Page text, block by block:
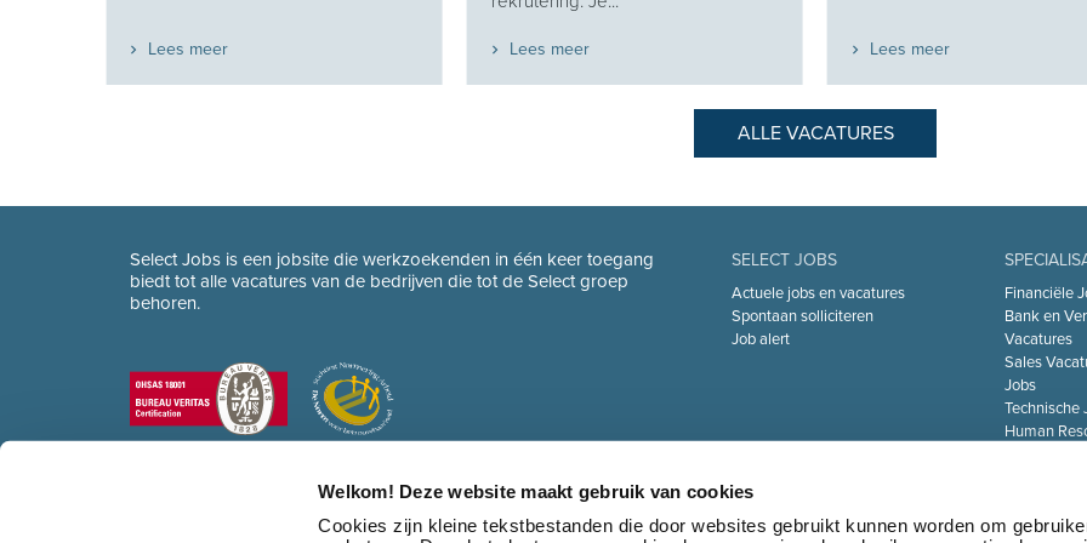
Welkom! Deze website maakt gebruik van cookies
Cookies zijn kleine tekstbestanden die door websites gebruikt kunnen worden om
Lees meer Lees meer Lees meer
ALLE VACATURES
Select Jobs is een jobsite die werkzoekenden in één keer toegang
biedt tot alle vacatures van de bedrijven die tot de Select groep
behoren.
SELECT JOBS
Actuele jobs en vacatures
Spontaan solliciteren
Job alert
Financiële
Bank en
Vacatures
Sales
Jobs
Technische
Human
Transport &